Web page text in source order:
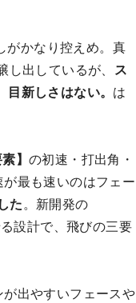
がかなり控えめ。真
し出しているが、 ス
新しさはない。 は
素】の初速・打出角・
最も速いのはフェー
た。新開発の
設計で、飛びの三要
出やすいフェースや